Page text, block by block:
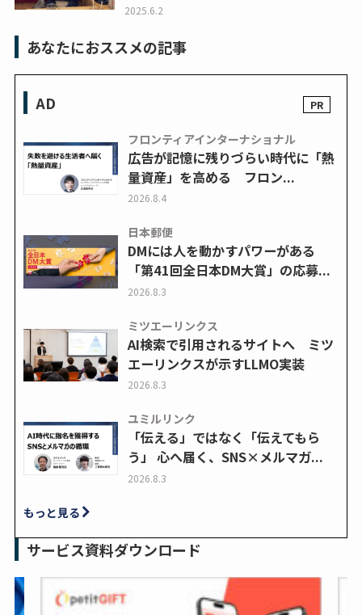
2025.6.2
あなたにおススメの記事
AD
フロンティアインターナショナル
広告が記憶に残りづらい時代に「熱
量資産」を高める フロン...
2026.8.4
日本郵便
DMには人を動かすパワーがある
「第41回全日本DM大賞」の応募...
2026.8.3
ミツエーリンクス
AI検索で引用されるサイトへ ミツ
エーリンクスが示すLLMO実装
2026.8.3
ユミルリンク
「伝える」ではなく「伝えてもら
う」 心へ届く、SNS×メルマガ...
2026.8.3
もっと見る
サービス資料ダウンロード